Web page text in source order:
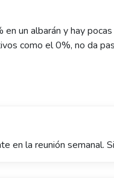
un albarán y hay
como el 0%, no da
en la reunión semanal.